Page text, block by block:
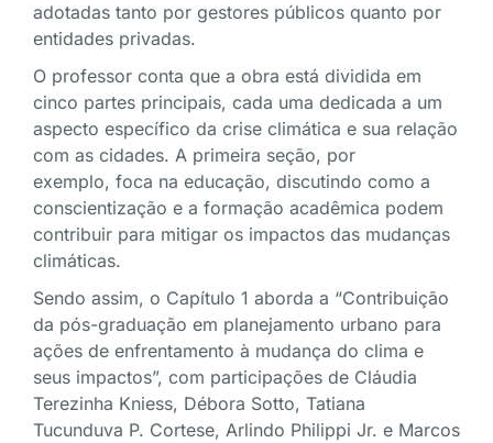
adotadas tanto por gestores públicos quanto por
entidades privadas.
O professor conta que a obra está dividida em
cinco partes principais, cada uma dedicada a um
aspecto específico da crise climática e sua relação
com as cidades. A primeira seção, por
exemplo, foca na educação, discutindo como a
conscientização e a formação acadêmica podem
contribuir para mitigar os impactos das mudanças
climáticas.
Sendo assim, o Capítulo 1 aborda a “Contribuição
da pós-graduação em planejamento urbano para
ações de enfrentamento à mudança do clima e
seus impactos”, com participações de Cláudia
Terezinha Kniess, Débora Sotto, Tatiana
Tucunduva P. Cortese, Arlindo Philippi Jr. e Marcos